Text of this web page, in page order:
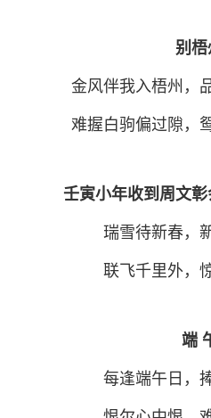
别梧
金风伴我入梧州，
难握白驹偏过隙，
壬寅小年收到周文
瑞雪待新春，
联飞千里外，
端
每逢端午日，